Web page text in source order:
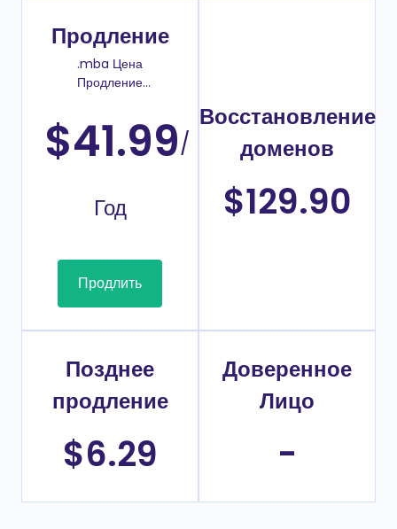
Продление
.mba Цена
Продление
$41.99/
Год
Продлить
Восстановление
доменов
$129.90
Позднее
продление
$6.29
Доверенное
Лицо
-